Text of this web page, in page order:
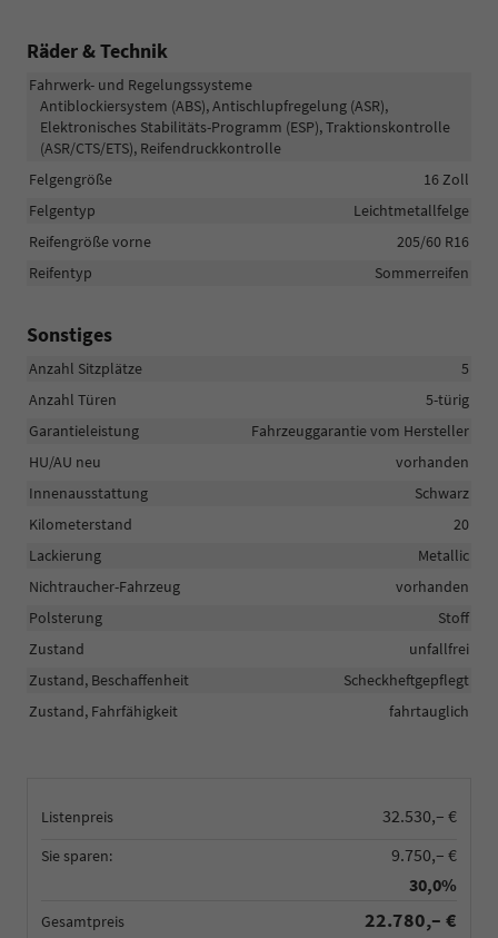
Listenpreis 32.530,– €
Sie sparen:
9.750,– €
30,0%
Gesamtpreis 22.780,– €
Räder & Technik
Fahrwerk- und Regelungssysteme
Antiblockiersystem (ABS), Antischlupfregelung (ASR),
Elektronisches Stabilitäts-Programm (ESP), Traktionskontrolle
(ASR/CTS/ETS), Reifendruckkontrolle
Felgengröße
16 Zoll
Felgentyp
Leichtmetallfelge
Reifengröße vorne
205/60 R16
Reifentyp
Sommerreifen
Sonstiges
Anzahl Sitzplätze
5
Anzahl Türen
5-türig
Garantieleistung
Fahrzeuggarantie vom Hersteller
HU/AU neu
vorhanden
Innenausstattung
Schwarz
Kilometerstand
20
Lackierung
Metallic
Nichtraucher-Fahrzeug
vorhanden
Polsterung
Stoff
Zustand
unfallfrei
Zustand, Beschaffenheit
Scheckheftgepflegt
Zustand, Fahrfähigkeit
fahrtauglich